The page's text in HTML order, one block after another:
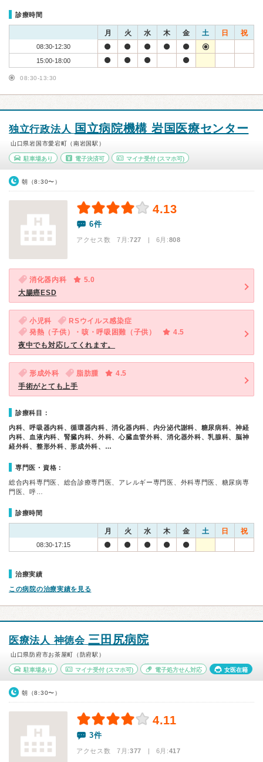
診療時間
月 火 水 木 金 土 日 祝
08:30-12:30
15:00-18:00
08:30-13:30
独立行政法人 国立病院機構 岩国医療センター
山口県岩国市愛宕町（南岩国駅）
駐車場あり 電子決済可 マイナ受付 (スマホ可)
朝（8:30〜）
4.13
6件
アクセス数 7月:727 | 6月:808
消化器内科
5.0
大腸癌ESD
小児科
RSウイルス感染症
発熱（子供）・咳・呼吸困難（子供）
4.5
夜中でも対応してくれます。
形成外科 脂肪腫
4.5
手術がとても上手
診療科目：
内科、呼吸器内科、循環器内科、消化器内科、内分泌代謝科、糖尿病科、神経
内科、血液内科、腎臓内科、外科、心臓血管外科、消化器外科、乳腺科、脳神
経外科、整形外科、形成外科、…
専門医・資格：
総合内科専門医、総合診療専門医、アレルギー専門医、外科専門医、糖尿病専
門医、呼…
診療時間
月 火 水 木 金 土 日 祝
08:30-17:15
治療実績
この病院の治療実績を見る
医療法人 神徳会三田尻病院
山口県防府市お茶屋町（防府駅）
駐車場あり マイナ受付(スマホ可) 電子処方せん対応 女医在籍
朝（8:30〜）
4.11
3件
アクセス数 7月:377 | 6月:417